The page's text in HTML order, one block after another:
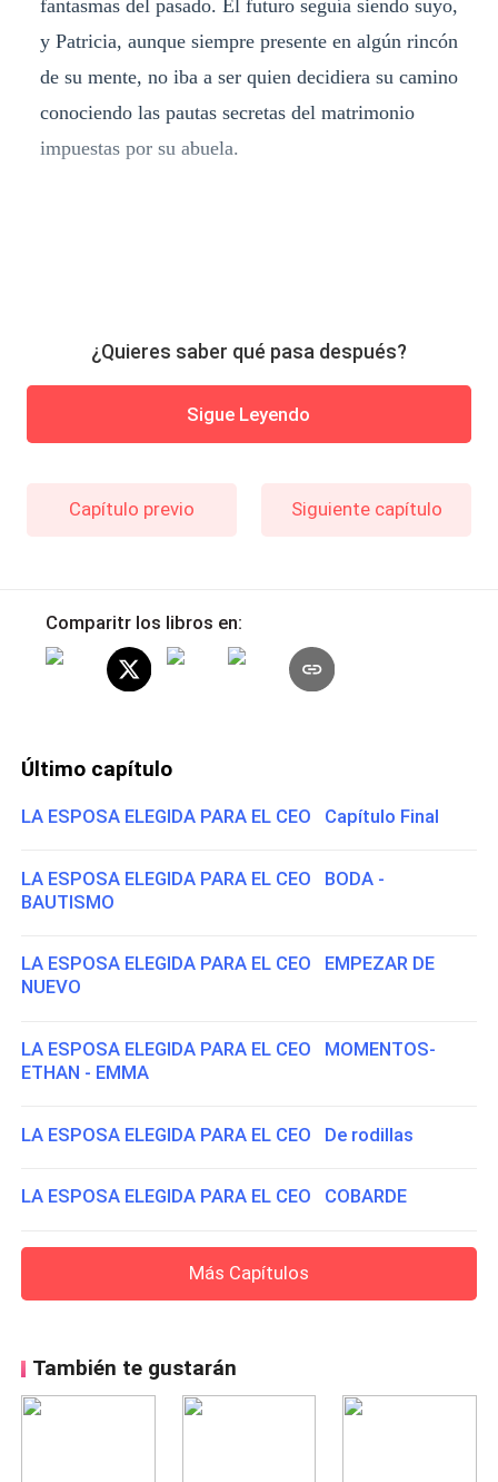
fantasmas del pasado. El futuro seguía siendo suyo,
y Patricia, aunque siempre presente en algún rincón
de su mente, no iba a ser quien decidiera su camino
conociendo las pautas secretas del matrimonio
impuestas por su abuela.
¿Quieres saber qué pasa después?
Sigue Leyendo
Capítulo previo Siguiente capítulo
Comparitr los libros en:
Último capítulo
LA ESPOSA ELEGIDA PARA EL CEO Capítulo Final
LA ESPOSA ELEGIDA PARA EL CEO BODA -
BAUTISMO
LA ESPOSA ELEGIDA PARA EL CEO EMPEZAR DE
NUEVO
LA ESPOSA ELEGIDA PARA EL CEO MOMENTOS-
ETHAN - EMMA
LA ESPOSA ELEGIDA PARA EL CEO De rodillas
LA ESPOSA ELEGIDA PARA EL CEO COBARDE
Más Capítulos
También te gustarán